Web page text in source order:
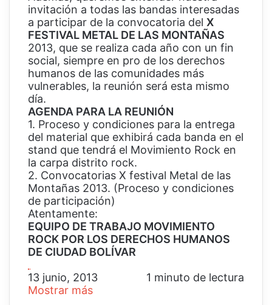
invitación a todas las bandas interesadas
a participar de la convocatoria del X
FESTIVAL METAL DE LAS MONTAÑAS
2013, que se realiza cada año con un fin
social, siempre en pro de los derechos
humanos de las comunidades más
vulnerables, la reunión será esta mismo
día.
AGENDA PARA LA REUNIÓN
1. Proceso y condiciones para la entrega
del material que exhibirá cada banda en el
stand que tendrá el Movimiento Rock en
la carpa distrito rock.
2. Convocatorias X festival Metal de las
Montañas 2013. (Proceso y condiciones
de participación)
Atentamente:
EQUIPO DE TRABAJO MOVIMIENTO
ROCK POR LOS DERECHOS HUMANOS
DE CIUDAD BOLÍVAR
13 junio, 2013
1 minuto de lectura
Mostrar más